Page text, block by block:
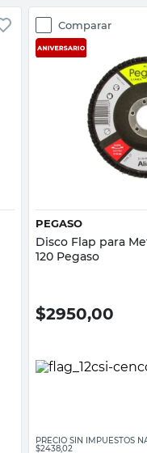
Comparar
PEGASO
Disco Flap para
120 Pegaso
$2950,00
PRECIO SIN IMPUESTOS
$2438,02